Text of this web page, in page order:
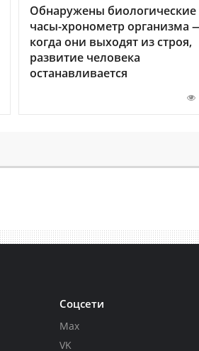
Обнаружены биологические
часы-хронометр организма
когда они выходят из строя,
развитие человека
останавливается
Соцсети
Max
VK